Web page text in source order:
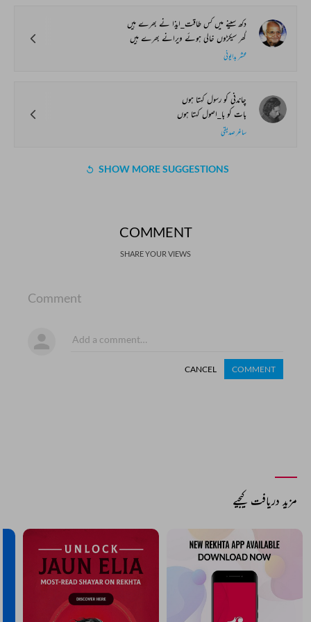
دکھ سینے میں کس طاقت_ایذا نے بھرے ہیں
گھر سیکڑوں خالی ہوئے ویرانے بھرے ہیں
محشر بدایونی
چاندنی کو رسول کہتا ہوں
بات کو با_اصول کہتا ہوں
ساغر صدیقی
SHOW MORE SUGGESTIONS
COMMENT
SHARE YOUR VIEWS
Comment
CANCEL COMMENT
مزید دریافت کیجیے